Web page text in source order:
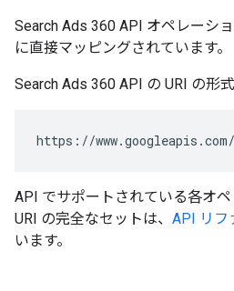
Search Ads 360 API オペレーシ
に直接マッピングされています。
Search Ads 360 API の URI の形
https://
API でサポートされている各オ
URI の完全なセットは、 API リフ
います。